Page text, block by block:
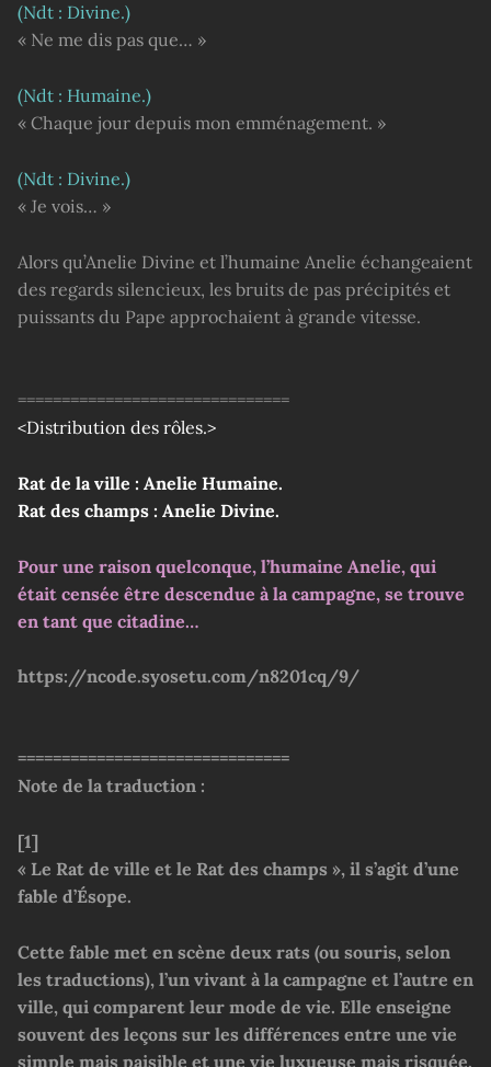
(Ndt : Divine.)
« Ne me dis pas que… »
(Ndt : Humaine.)
« Chaque jour depuis mon emménagement. »
(Ndt : Divine.)
« Je vois… »
Alors qu’Anelie Divine et l’humaine Anelie échangeaient
des regards silencieux, les bruits de pas précipités et
puissants du Pape approchaient à grande vitesse.
===============================
<Distribution des rôles.>
Rat de la ville : Anelie Humaine.
Rat des champs : Anelie Divine.
Pour une raison quelconque, l’humaine Anelie, qui
était censée être descendue à la campagne, se trouve
en tant que citadine…
https://ncode.syosetu.com/n8201cq/9/
===============================
Note de la traduction :
[1]
« Le Rat de ville et le Rat des champs », il s’agit d’une
fable d’Ésope.
Cette fable met en scène deux rats (ou souris, selon
les traductions), l’un vivant à la campagne et l’autre en
ville, qui comparent leur mode de vie. Elle enseigne
souvent des leçons sur les différences entre une vie
simple mais paisible et une vie luxueuse mais risquée.